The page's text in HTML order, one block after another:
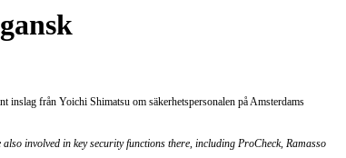
inslag från Yoichi Shimatsu om säkerhetspersonalen på Amsterdams
involved in key security functions there, including ProCheck, Ramasso